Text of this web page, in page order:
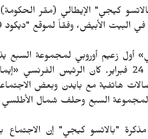
البيت الأبيض، وفقاً لموقع "ديكود 39" الإيطالي.
أول زعيم أوروبي لمجموعة السبع
بدأ في 24 فبراير. كان الرئيس
هاتفية مع بايدن وبعض
السبع وحلف شمال الأطلسي
"بالاتسو كيجي" إن الاجتماع